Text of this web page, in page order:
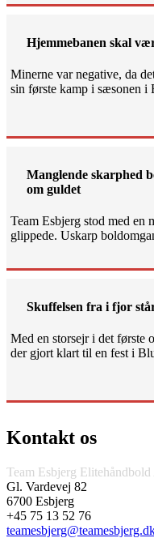
Hjemmebanen skal
Minerne var negative, da
sin første kamp i sæsonen i
Manglende skarphed
om guldet
Team Esbjerg stod med en
glippede. Uskarp
Skuffelsen fra i fjor
Med en storsejr i det første
der gjort klart til en fest i
Kontakt os
Team Esbjerg Elitehåndbold
Gl. Vardevej 82
6700 Esbjerg
+45 75 13 52 76